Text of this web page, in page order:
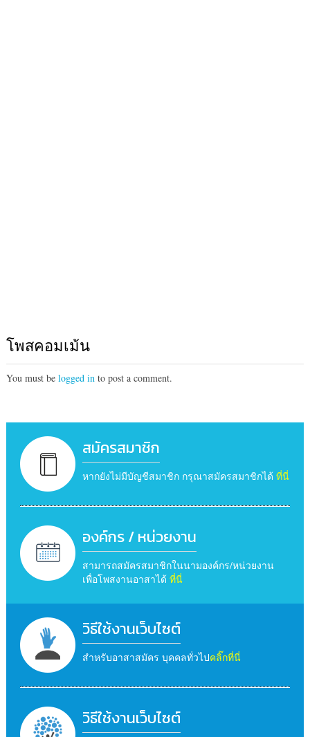
โพสคอมเม้น
You must be logged into post a comment.
สมัครสมาชิก
หากยังไม่มีบัญชีสมาชิก กรุณาสมัครสมาชิกได้ ที่นี่
องค์กร / หน่วยงาน
สามารถสมัครสมาชิกในนามองค์กร/หน่วยงาน
เพื่อโพสงานอาสาได้ ที่นี่
วิธีใช้งานเว็บไซต์
สำหรับอาสาสมัคร บุคคลทั่วไปคลิ๊กที่นี่
วิธีใช้งานเว็บไซต์